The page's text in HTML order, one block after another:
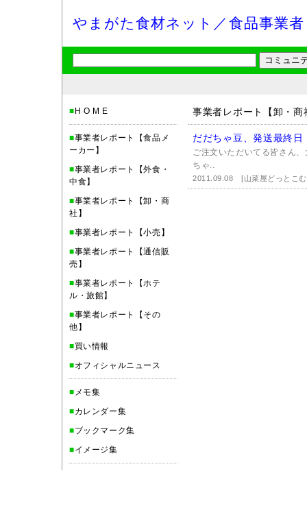
やまがた食材ネット／食品事業
■ H O M E
■事業者レポート【食品メ
ーカー】
■事業者レポート【外食・
中食】
■事業者レポート【卸・商
社】
■事業者レポート【小売】
■事業者レポート【通信販
売】
■事業者レポート【ホテ
ル・旅館】
■事業者レポート【その
他】
■買い情報
■オフィシャルニュース
■ メモ集
■カレンダー集
■ブックマーク集
■イメージ集
事業者レポート【卸・商
だだちゃ豆、発送最終日
ご注文いただいてる皆さん
ちゃ..
2011.09.08[山菜屋どっとこ